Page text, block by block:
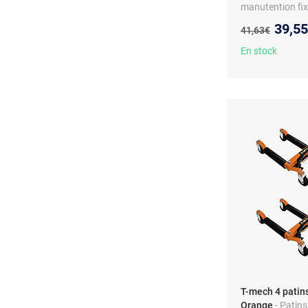
manutention
Ancien prix :
41,63€
En stock
T-mech 4
Orange -